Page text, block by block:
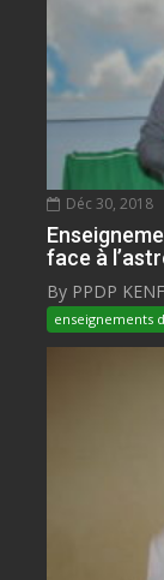
Déc 30, 2018
face à
By PPDP
enseignements